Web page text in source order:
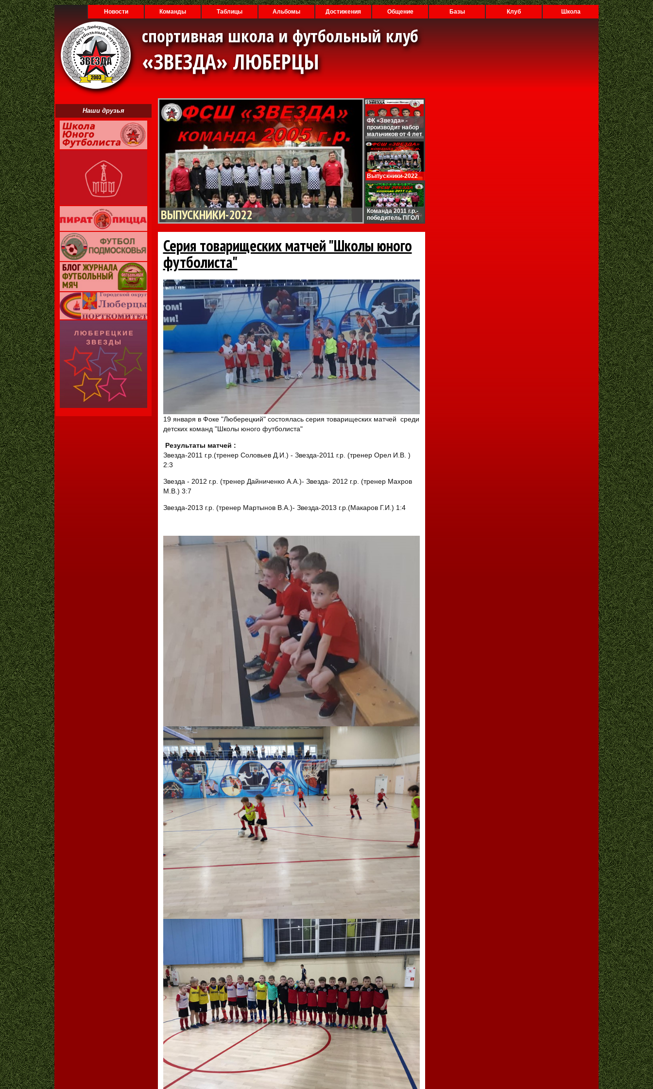
Новости Команды Таблицы Альбомы Достижения Общение Базы Клуб Школа
спортивная школа и футбольный клуб
«ЗВЕЗДА» ЛЮБЕРЦЫ
Наши друзья
ВЫПУСКНИКИ-2022
ФК «Звезда» -
производит набор
мальчиков от 4 лет
Выпускники-2022
Команда 2011 г.р.-
победитель ПГОЛ
Серия товарищеских матчей "Школы юного
футболиста"
19 января в Фоке "Люберецкий" состоялась серия товарищеских матчей среди
детских команд "Школы юного футболиста"
Результаты матчей :
Звезда-2011 г.р.(тренер Соловьев Д.И.) - Звезда-2011 г.р. (тренер Орел И.В. )
2:3
Звезда - 2012 г.р. (тренер Дайниченко А.А.)- Звезда- 2012 г.р. (тренер Махров
М.В.) 3:7
Звезда-2013 г.р. (тренер Мартынов В.А.)- Звезда-2013 г.р.(Макаров Г.И.) 1:4